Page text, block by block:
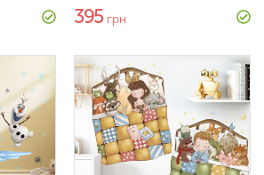
395грн